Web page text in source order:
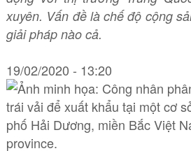
xuyên. Vấn đề là chế độ cộng
giải pháp nào cả.
19/02/2020 - 13:20